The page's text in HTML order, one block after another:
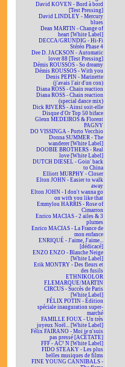
David KOVEN - Bord à bord
[Test Pressing]
David LINDLEY - Mercury
blues
Dean MARTIN - Change of
heart [White Label]
DECCA/GRUNDIG - Hi-Fi
Stéréo Phase 4
Dee D. JACKSON - Automatic
lover 88 [Test Pressing]
Démis ROUSSOS - So dreamy
Démis ROUSSOS - With you
Denis PEPIN - Marinette
(j'avais l'air d'un con)
Diana ROSS - Chain reaction
Diana ROSS - Chain reaction
(special dance mix)
Dick RIVERS - Ainsi soit-elle
Disque d'Or Top 50 biface
Glenn MEDEIROS & Florent
PAGNY
DO VISSINGA - Porto Vecchio
Donna SUMMER - The
wanderer [White Label]
DOOBIE BROTHERS - Real
love [White Label]
DUTCH DIESEL - Goin' back
to China
Elliott MURPHY - Closer
Elton JOHN - Easier to walk
away
Elton JOHN - I don't wanna go
on with you like that
Emmylou HARRIS - Rose of
Cimarron
Enrico MACIAS - 2 ailes & 3
plumes
Enrico MACIAS - La France de
mon enfance
ENRIQUÉ - J'aime, J'aime...
[dédicacé]
ENZO ENZO - Blanche Neige
[White Label]
Erik MONTRY - Des fleurs et
des fusils
ETHNIKOLOR
F.LEMARQUE/MARTIN
CIRCUS - Succès de Paris
[White Label]
FÉLIX POTIN - Édition
spéciale inauguration super-
marché
FAMILLE FOUX - Un très
joyeux Noël... [White Label]
Félix FAIRANO - Moi je n'suis
pas pressé [ACÉTATE]
FFF - AC² N [White Label]
FIDO STEAKY - Les plus
belles musiques de films
FINE YOUNG CANNIBALS -